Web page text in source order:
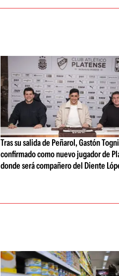
Tras su salida de Peñarol, Gastón
confirmado como nuevo jugador de
donde será compañero del Diente